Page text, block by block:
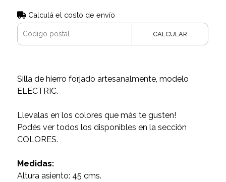
Calculá el costo de envío
CALCULAR
Silla de hierro forjado artesanalmente, modelo
ELECTRIC.
Llevalas en los colores que más te gusten!
Podés ver todos los disponibles en la sección
COLORES.
Medidas:
Altura asiento: 45 cms.